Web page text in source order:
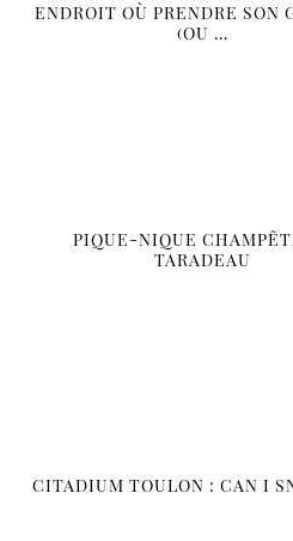
ENDROIT OÙ PRENDRE SON
(OU …
PIQUE-NIQUE
TARADEAU
CITADIUM TOULON : CAN I